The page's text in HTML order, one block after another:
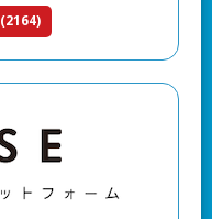
(2164)